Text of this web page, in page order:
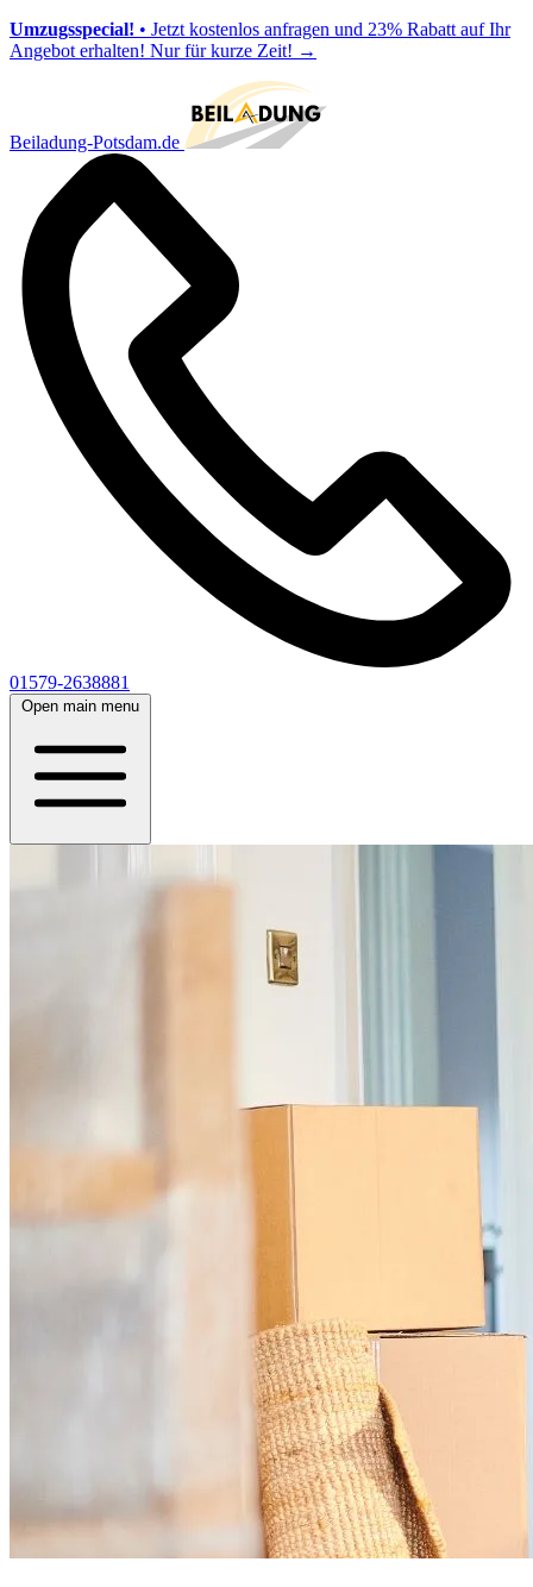
Umzugsspecial! • Jetzt kostenlos anfragen und 23% Rabatt auf Ihr
Angebot erhalten! Nur für kurze Zeit! →
Beiladung-Potsdam.de
01579-2638881
Open main menu